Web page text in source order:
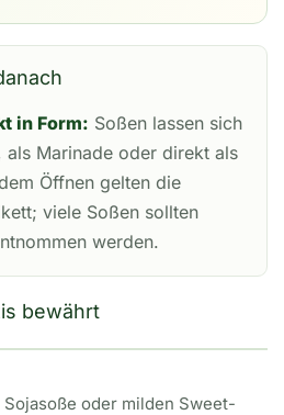
in Form: Soßen lassen sich
als Marinade oder direkt als
Öffnen gelten die
viele Soßen sollten
werden.
bewährt
oder milden Sweet-